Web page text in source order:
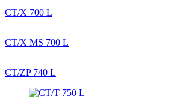
CT/X 700 L
CT/X MS 700 L
CT/ZP 740 L